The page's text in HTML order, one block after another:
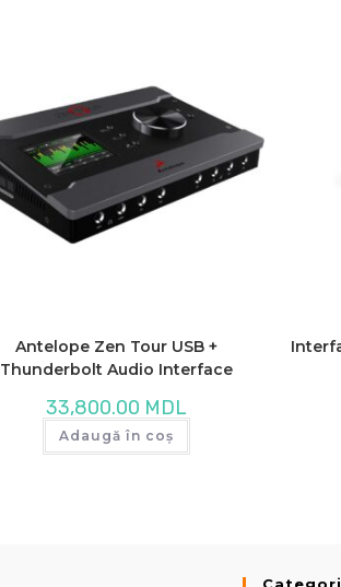
Antelope Zen Tour USB +
Thunderbolt Audio Interface
33,800.00 MDL
Adaugă în coș